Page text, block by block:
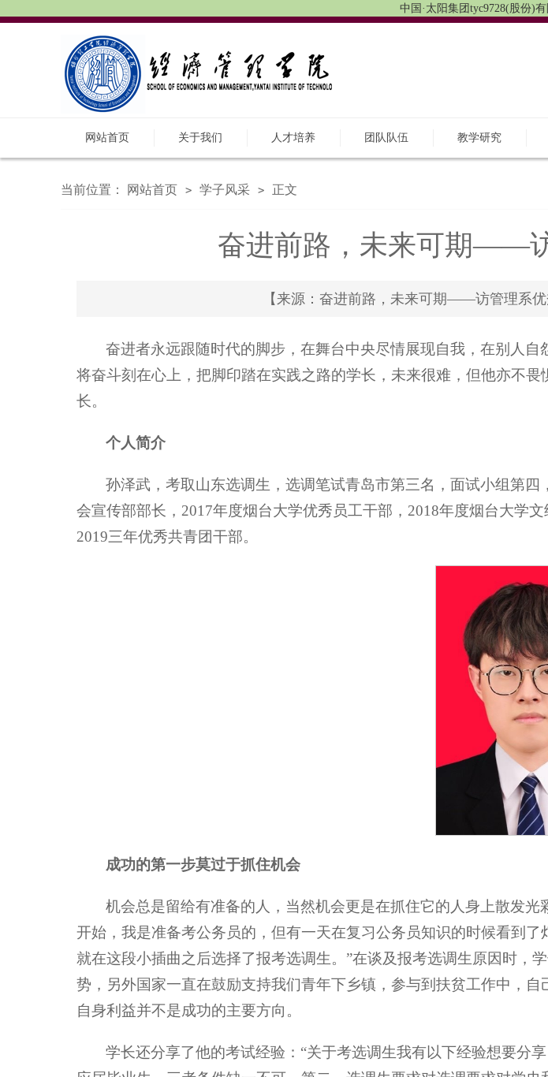
中国·太阳集团tyc9728(股份)
网站首页 关于我们 人才培养 团队队伍 教学研究
当前位置： 网站首页 > 学子风采 > 正文
奋进前路，未来可期——
【来源：奋进前路，未来可期——访管理系优
奋进者永远跟随时代的脚步，在舞台中央尽情展现自我，在别人
将奋斗刻在心上，把脚印踏在实践之路的学长，未来很难，但他亦不
长。
个人简介
孙泽武，考取山东选调生，选调笔试青岛市第三名，面试小组第
会宣传部部长，2017年度烟台大学优秀员工干部，2018年度烟台大学
2019三年优秀共青团干部。
成功的第一步莫过于抓住机会
机会总是留给有准备的人，当然机会更是在抓住它的人身上散发
开始，我是准备考公务员的，但有一天在复习公务员知识的时候看到
就在这段小插曲之后选择了报考选调生。”在谈及报考选调生原因时，
势，另外国家一直在鼓励支持我们青年下乡镇，参与到扶贫工作中，
自身利益并不是成功的主要方向。
学长还分享了他的考试经验：“关于考选调生我有以下经验想要分